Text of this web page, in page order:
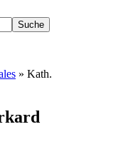
» Kath.